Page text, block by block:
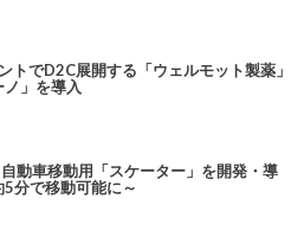
トでD2C展開する「ウェルモット製薬」
」を導入
動車移動用「スケーター」を開発・導
分で移動可能に～